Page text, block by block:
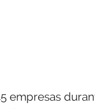
empresas